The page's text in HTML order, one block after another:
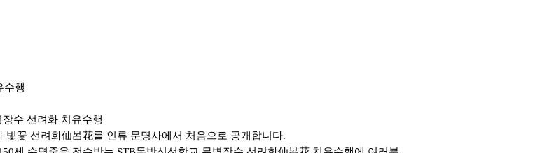
수행
수 선려화 치유수행
빛꽃 선려화仙呂花를 인류 문명사에서 처음으로 공개합니다.